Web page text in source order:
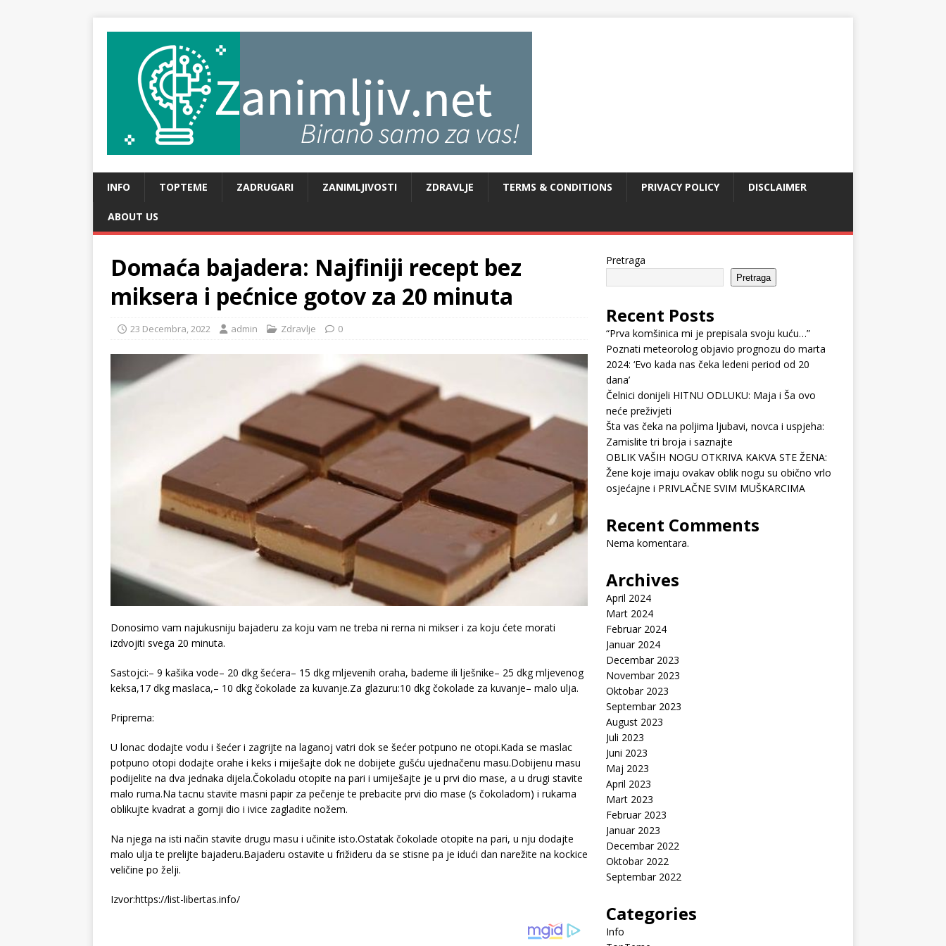
INFO TOPTEME ZADRUGARI ZANIMLJIVOSTI ZDRAVLJE TERMS & CONDITIONS PRIVACY POLICY DISCLAIMER
ABOUT US
Domaća bajadera: Najfiniji recept bez
miksera i pećnice gotov za 20 minuta
23 Decembra, 2022 admin Zdravlje 0
Donosimo vam najukusniju bajaderu za koju vam ne treba ni rerna ni mikser i za koju ćete morati
izdvojiti svega 20 minuta.
Sastojci:– 9 kašika vode– 20 dkg šećera– 15 dkg mljevenih oraha, bademe ili lješnike– 25 dkg mljevenog
keksa,17 dkg maslaca,– 10 dkg čokolade za kuvanje.Za glazuru:10 dkg čokolade za kuvanje– malo ulja.
Priprema:
U lonac dodajte vodu i šećer i zagrijte na laganoj vatri dok se šećer potpuno ne otopi.Kada se maslac
potpuno otopi dodajte orahe i keks i miješajte dok ne dobijete gušću ujednačenu masu.Dobijenu masu
podijelite na dva jednaka dijela.Čokoladu otopite na pari i umiješajte je u prvi dio mase, a u drugi stavite
malo ruma.Na tacnu stavite masni papir za pečenje te prebacite prvi dio mase (s čokoladom) i rukama
oblikujte kvadrat a gornji dio i ivice zagladite nožem.
Na njega na isti način stavite drugu masu i učinite isto.Ostatak čokolade otopite na pari, u nju dodajte
malo ulja te prelijte bajaderu.Bajaderu ostavite u frižideru da se stisne pa je idući dan narežite na kockice
veličine po želji.
Izvor:https://list-libertas.info/
Pretraga
Pretraga
Recent Posts
“Prva komšinica mi je prepisala svoju kuću…”
Poznati meteorolog objavio prognozu do marta
2024: ‘Evo kada nas čeka ledeni period od 20
dana’
Čelnici donijeli HITNU ODLUKU: Maja i Ša ovo
neće preživjeti
Šta vas čeka na poljima ljubavi, novca i uspjeha:
Zamislite tri broja i saznajte
OBLIK VAŠIH NOGU OTKRIVA KAKVA STE ŽENA:
Žene koje imaju ovakav oblik nogu su obično vrlo
osjećajne i PRIVLAČNE SVIM MUŠKARCIMA
Recent Comments
Nema komentara.
Archives
April 2024
Mart 2024
Februar 2024
Januar 2024
Decembar 2023
Novembar 2023
Oktobar 2023
Septembar 2023
August 2023
Juli 2023
Juni 2023
Maj 2023
April 2023
Mart 2023
Februar 2023
Januar 2023
Decembar 2022
Oktobar 2022
Septembar 2022
Categories
Info